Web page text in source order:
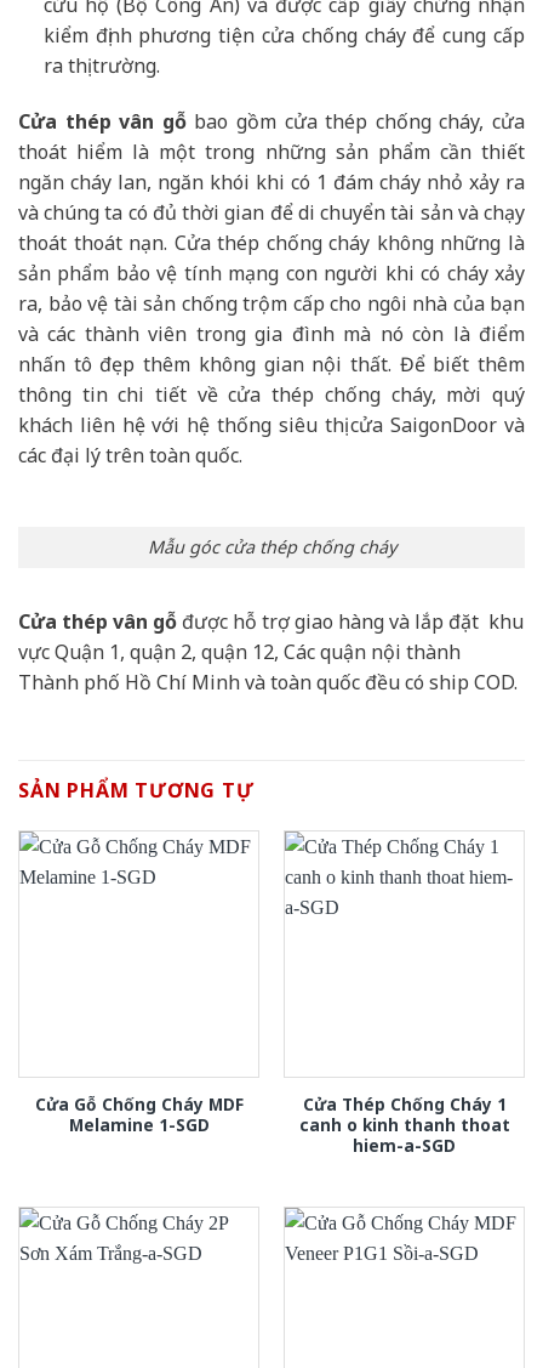
kiểm định phương tiện cửa chống cháy để cung cấp
ra thị trường.
Cửa thép vân gỗbao gồm cửa thép chống cháy, cửa
thoát hiểm là một trong những sản phẩm cần thiết
ngăn cháy lan, ngăn khói khi có 1 đám cháy nhỏ xảy ra
và chúng ta có đủ thời gian để di chuyển tài sản và chạy
thoát thoát nạn. Cửa thép chống cháy không những là
sản phẩm bảo vệ tính mạng con người khi có cháy xảy
ra, bảo vệ tài sản chống trộm cấp cho ngôi nhà của bạn
và các thành viên trong gia đình mà nó còn là điểm
nhấn tô đẹp thêm không gian nội thất. Để biết thêm
thông tin chi tiết về cửa thép chống cháy, mời quý
khách liên hệ với hệ thống siêu thị cửa SaigonDoor và
các đại lý trên toàn quốc.
Mẫu góc cửa thép chống cháy
Cửa thép vân gỗ được hỗ trợ giao hàng và lắp đặt khu
vực Quận 1, quận 2, quận 12, Các quận nội thành
Thành phố Hồ Chí Minh và toàn quốc đều có ship COD.
SẢN PHẨM TƯƠNG TỰ
Cửa Gỗ Chống Cháy MDF
Melamine 1-SGD
Cửa Thép Chống Cháy 1
canh o kinh thanh thoat
hiem-a-SGD